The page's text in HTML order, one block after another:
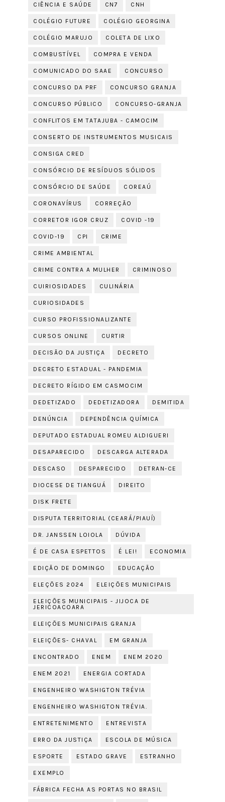
CIÊNCIA E SAÚDE CN7 CNH
COLÉGIO FUTURE COLÉGIO GEORGINA
COLÉGIO MARUJO COLETA DE LIXO
COMBUSTÍVEL COMPRA E VENDA
COMUNICADO DO SAAE CONCURSO
CONCURSO DA PRF CONCURSO GRANJA
CONCURSO PÚBLICO CONCURSO-GRANJA
CONFLITOS EM TATAJUBA - CAMOCIM
CONSERTO DE INSTRUMENTOS MUSICAIS
CONSIGA CRED
CONSÓRCIO DE RESÍDUOS SÓLIDOS
CONSÓRCIO DE SAÚDE COREAÚ
CORONAVÍRUS CORREÇÃO
CORRETOR IGOR CRUZ COVID -19
COVID-19 CPI CRIME
CRIME AMBIENTAL
CRIME CONTRA A MULHER CRIMINOSO
CUIRIOSIDADES CULINÁRIA
CURIOSIDADES
CURSO PROFISSIONALIZANTE
CURSOS ONLINE CURTIR
DECISÃO DA JUSTIÇA DECRETO
DECRETO ESTADUAL - PANDEMIA
DECRETO RÍGIDO EM CASMOCIM
DEDETIZADO DEDETIZADORA DEMITIDA
DENÚNCIA DEPENDÊNCIA QUÍMICA
DEPUTADO ESTADUAL ROMEU ALDIGUERI
DESAPARECIDO DESCARGA ALTERADA
DESCASO DESPARECIDO DETRAN-CE
DIOCESE DE TIANGUÁ DIREITO
DISK FRETE
DISPUTA TERRITORIAL (CEARÁ/PIAUÍ)
DR. JANSSEN LOIOLA DÚVIDA
É DE CASA ESPETTOS É LEI! ECONOMIA
EDIÇÃO DE DOMINGO EDUCAÇÃO
ELEÇÕES 2024 ELEIÇÕES MUNICIPAIS
ELEIÇÕES MUNICIPAIS - JIJOCA DE
JERICOACOARA
ELEIÇÕES MUNICIPAIS GRANJA
ELEIÇÕES- CHAVAL EM GRANJA
ENCONTRADO ENEM ENEM 2020
ENEM 2021 ENERGIA CORTADA
ENGENHEIRO WASHIGTON TRÉVIA
ENGENHEIRO WASHIGTON TRÉVIA.
ENTRETENIMENTO ENTREVISTA
ERRO DA JUSTIÇA ESCOLA DE MÚSICA
ESPORTE ESTADO GRAVE ESTRANHO
EXEMPLO
FÁBRICA FECHA AS PORTAS NO BRASIL